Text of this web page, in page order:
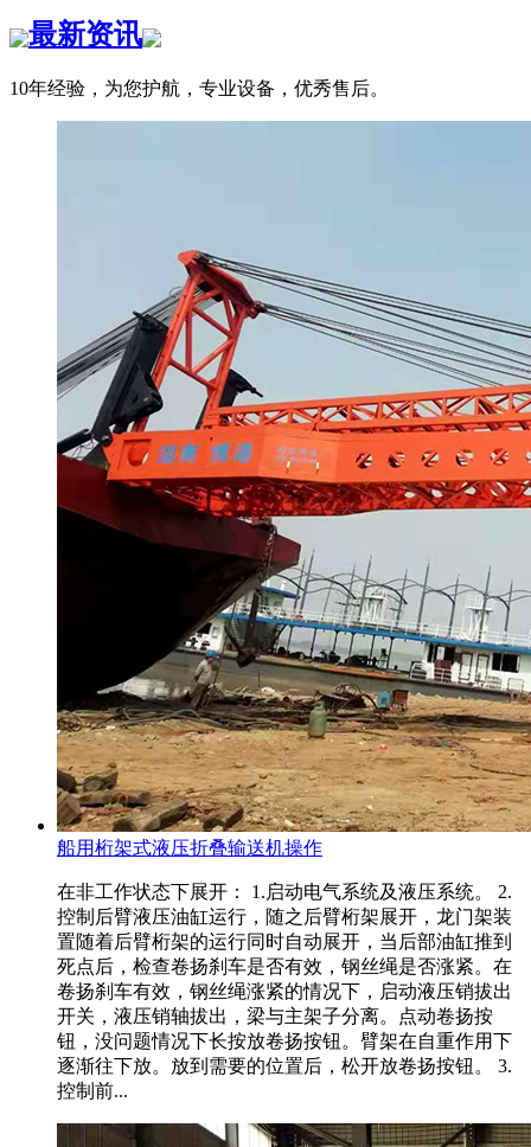
最新资讯
10年经验，为您护航，专业设备，优秀售后。
船用桁架式液压折叠输送机操作
在非工作状态下展开： 1.启动电气系统及液压系统。 2.
控制后臂液压油缸运行，随之后臂桁架展开，龙门架装
置随着后臂桁架的运行同时自动展开，当后部油缸推到
死点后，检查卷扬刹车是否有效，钢丝绳是否涨紧。在
卷扬刹车有效，钢丝绳涨紧的情况下，启动液压销拔出
开关，液压销轴拔出，梁与主架子分离。点动卷扬按
钮，没问题情况下长按放卷扬按钮。臂架在自重作用下
逐渐往下放。放到需要的位置后，松开放卷扬按钮。 3.
控制前...